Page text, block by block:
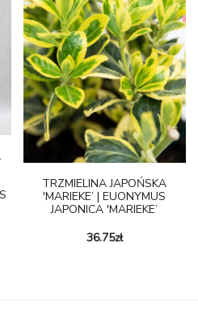
TRZMIELINA JAPOŃSKA
'MARIEKE’ | EUONYMUS
JAPONICA 'MARIEKE’
36.75zł